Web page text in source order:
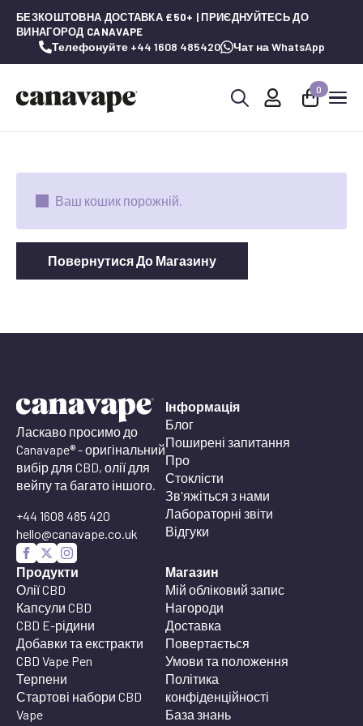
БЕЗКОШТОВНА ДОСТАВКА £50+ | ПРИЄДНУЙТЕСЬ ДО
ВИНАГОРОД CANAVAPE
Телефонуйте +44 1608 485420 Чат на WhatsApp
0
Ваш кошик порожній.
Повернутися До Магазину
Ласкаво просимо до
Canavape® - оригінальний
вибір для CBD, олії для
вейпу та багато іншого.
+44 1608 485 420
hello@canavape.co.uk
Інформація
Блог
Поширені запитання
Про
Стоклісти
Зв'яжіться з нами
Лабораторні звіти
Відгуки
Продукти
Олії CBD
Капсули CBD
CBD E-рідини
Добавки та екстракти
CBD Vape Pen
Терпени
Стартові набори CBD
Vape
Магазин
Мій обліковий запис
Нагороди
Доставка
Повертається
Умови та положення
Політика
конфіденційності
База знань